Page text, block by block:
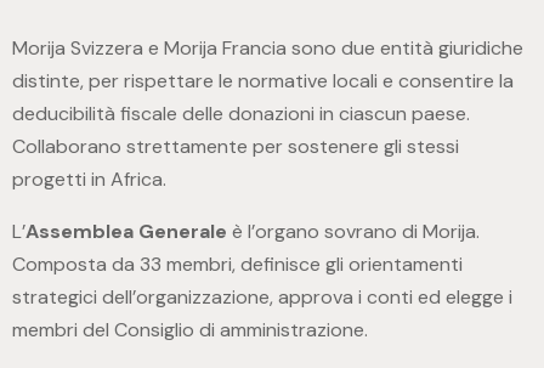
Morija Svizzera e Morija Francia sono due entità giuridiche
distinte, per rispettare le normative locali e consentire la
deducibilità fiscale delle donazioni in ciascun paese.
Collaborano strettamente per sostenere gli stessi
progetti in Africa.
L’Assemblea Generale è l’organo sovrano di Morija.
Composta da 33 membri, definisce gli orientamenti
strategici dell’organizzazione, approva i conti ed elegge i
membri del Consiglio di amministrazione.